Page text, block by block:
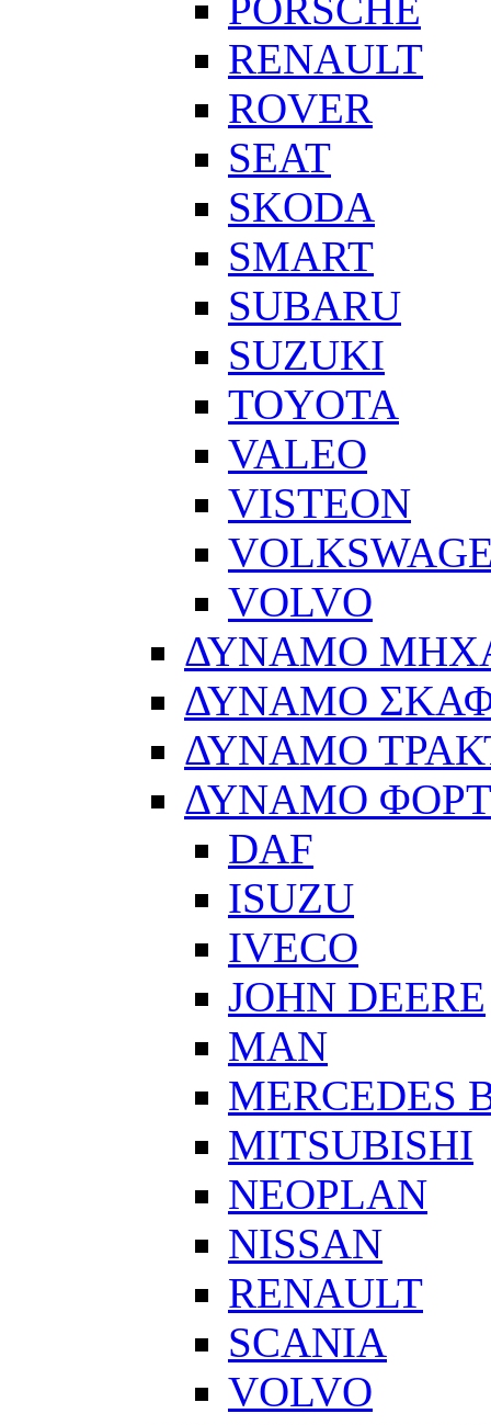
RENAULT
ROVER
SEAT
SKODA
SMART
SUBARU
SUZUKI
TOYOTA
VALEO
VISTEON
VOLVO
ΔΥΝΑΜΟ
ΔΥΝΑΜΟ
ΔΥΝΑΜΟ
ΔΥΝΑΜΟ
DAF
ISUZU
IVECO
JOHN DEERE
MAN
MERCEDES
MITSUBISHI
NEOPLAN
NISSAN
RENAULT
SCANIA
VOLVO